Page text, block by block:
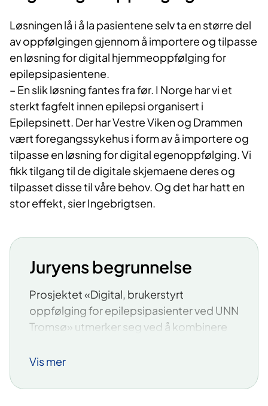
Løsningen lå i å la pasientene selv ta en større del
av oppfølgingen gjennom å importere og tilpasse
en løsning for digital hjemmeoppfølging for
epilepsipasientene.
– En slik løsning fantes fra før. I Norge har vi et
sterkt fagfelt innen epilepsi organisert i
Epilepsinett. Der har Vestre Viken og Drammen
vært foregangssykehus i form av å importere og
tilpasse en løsning for digital egenoppfølging. Vi
fikk tilgang til de digitale skjemaene deres og
tilpasset disse til våre behov. Og det har hatt en
stor effekt, sier Ingebrigtsen.
Juryens begrunnelse
Prosjektet «Digital, brukerstyrt
oppfølging for epilepsipasienter ved UNN
Tromsø» utmerker seg ved å kombinere
behandling.
Vis mer